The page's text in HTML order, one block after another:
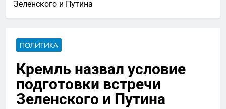
Зеленского и Путина
ПОЛИТИКА
Кремль назвал условие
подготовки встречи
Зеленского и Путина